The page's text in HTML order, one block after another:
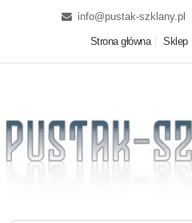
info@pustak-szklany.pl
Strona główna Sklep